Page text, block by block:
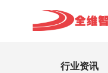
行业资讯